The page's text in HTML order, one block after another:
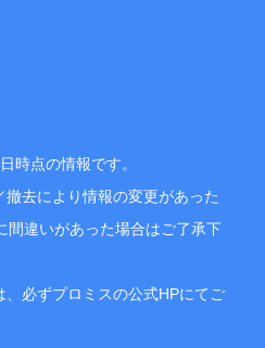
時点の情報です。
去により情報の変更があった
間違いがあった場合はご了承下
必ずプロミスの公式HPにてご